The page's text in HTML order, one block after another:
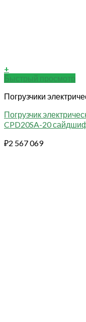
+
Быстрый просмотр
Погрузчики
Погрузчик
CPD20SA-20
₽2 567 069